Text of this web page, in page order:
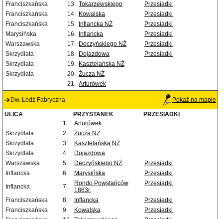
Franciszkańska
13. Tokarzewskiego
Przesiadki
Franciszkańska
14. Kowalska
Przesiadki
Franciszkańska
15. Inflancka NŻ
Przesiadki
Marysińska
16. Inflancka
Przesiadki
Warszawska
17. Deczyńskiego NŻ
Przesiadki
Skrzydlata
18. Dojazdowa
Przesiadki
Skrzydlata
19. Kasztelańska NŻ
Skrzydlata
20. Żucza NŻ
21. Arturówek
Dw. Łódź Fabryczna Pokaż na mapie
ULICA PRZYSTANEK
PRZESIADKI
1.
Arturówek
Skrzydlata
2.
Żucza NŻ
Skrzydlata
3.
Kasztelańska NŻ
Skrzydlata
4.
Dojazdowa
Warszawska
5. Deczyńskiego NŻ
Przesiadki
Inflancka
6. Marysińska
Przesiadki
Inflancka
7.
Rondo Powstańców
1863r.
Przesiadki
Franciszkańska 8. Inflancka
Przesiadki
Franciszkańska
9. Kowalska
Przesiadki